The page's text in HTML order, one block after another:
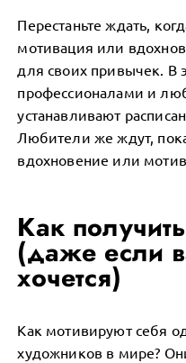
Перестаньте ждать,
мотивация или
для своих привычек. В
профессионалами и
устанавливают
Любители же ждут,
вдохновение или
Как
(даже если
хочется)
Как мотивируют себя
художников в мире?